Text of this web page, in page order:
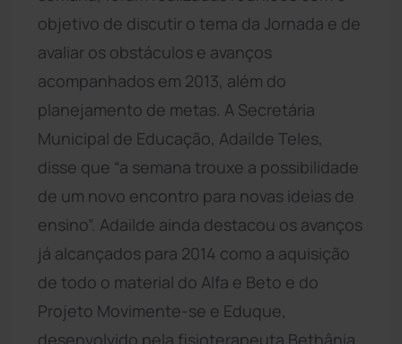
objetivo de discutir o tema da Jornada e de
avaliar os obstáculos e avanços
acompanhados em 2013, além do
planejamento de metas. A Secretária
Municipal de Educação, Adailde Teles,
disse que “a semana trouxe a possibilidade
de um novo encontro para novas ideias de
ensino”. Adailde ainda destacou os avanços
já alcançados para 2014 como a aquisição
de todo o material do Alfa e Beto e do
Projeto Movimente-se e Eduque,